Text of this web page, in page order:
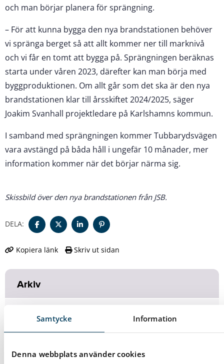
Samtycke Information
Denna webbplats använder cookies
och man börjar planera för sprängning.
– För att kunna bygga den nya brandstationen behöver
vi spränga berget så att allt kommer ner till marknivå
och vi får en tomt att bygga på. Sprängningen beräknas
starta under våren 2023, därefter kan man börja med
byggproduktionen. Om allt går som det ska är den nya
brandstationen klar till årsskiftet 2024/2025, säger
Joakim Svanhall projektledare på Karlshamns kommun.
I samband med sprängningen kommer Tubbarydsvägen
vara avstängd på båda håll i ungefär 10 månader, mer
information kommer när det börjar närma sig.
Skissbild över den nya brandstationen från JSB.
DELA:
Kopiera länk Skriv ut sidan
Arkiv